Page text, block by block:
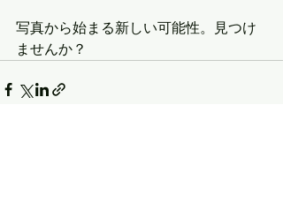
写真から始まる新しい可能性。見つけ
ませんか？